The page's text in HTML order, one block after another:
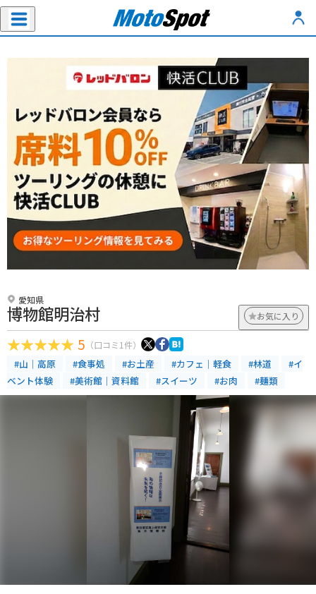
愛知県
博物館明治村 お気に入り
5 （口コミ1件）
#山｜高原 #食事処 #お土産 #カフェ｜軽食 #林道
#イ
ベント体験
#美術館｜資料館 #スイーツ #お肉 #麺類